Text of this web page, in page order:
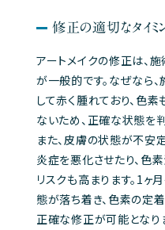
修正の適切なタイミ
アートメイクの修正は、
が一般的です。なぜなら
して赤く腫れており、色
ないため、正確な状態を
また、皮膚の状態が不安
炎症を悪化させたり、色
リスクも高まります。1ヶ
態が落ち着き、色素の定
正確な修正が可能となり